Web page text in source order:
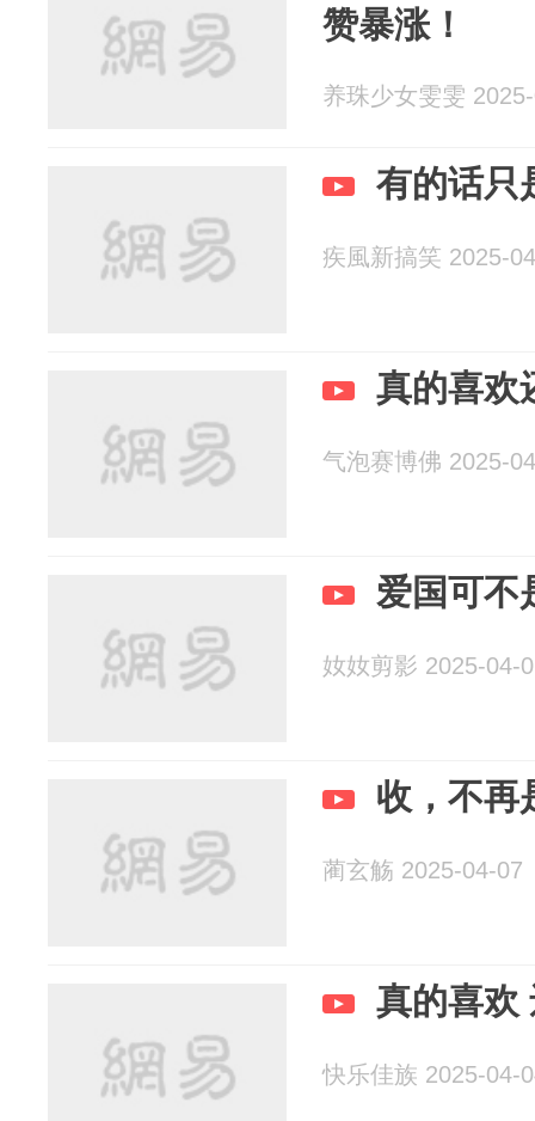
赞暴涨！
养珠少女雯雯
有的话只
疾風新搞笑 2025-
真的喜欢
气泡赛博佛 2025-
爱国可不
奻奻剪影 2025-04-
收，不再
蔺玄觞 2025-04-07
真的喜欢
快乐佳族 2025-04-